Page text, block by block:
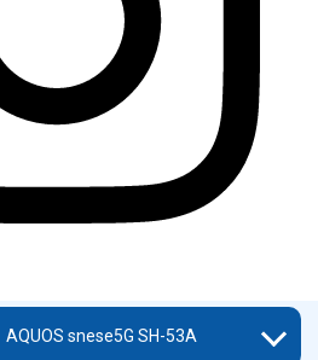
AQUOS snese5G SH-53A